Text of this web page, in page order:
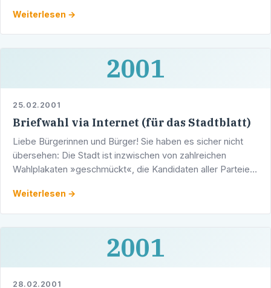
Heidelberger …
Weiterlesen →
2001
25.02.2001
Briefwahl via Internet (für das Stadtblatt)
Liebe Bürgerinnen und Bürger! Sie haben es sicher nicht
übersehen: Die Stadt ist inzwischen von zahlreichen
Wahlplakaten »geschmückt«, die Kandidaten aller Parteien
Weiterlesen →
2001
28.02.2001